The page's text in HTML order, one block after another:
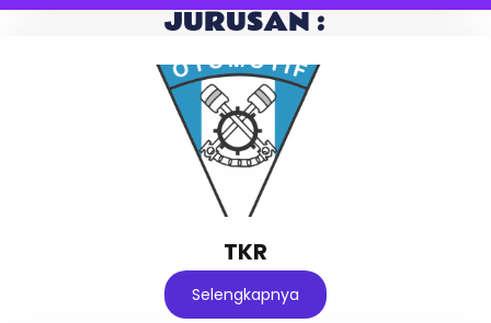
JURUSAN :
TKR
Selengkapnya